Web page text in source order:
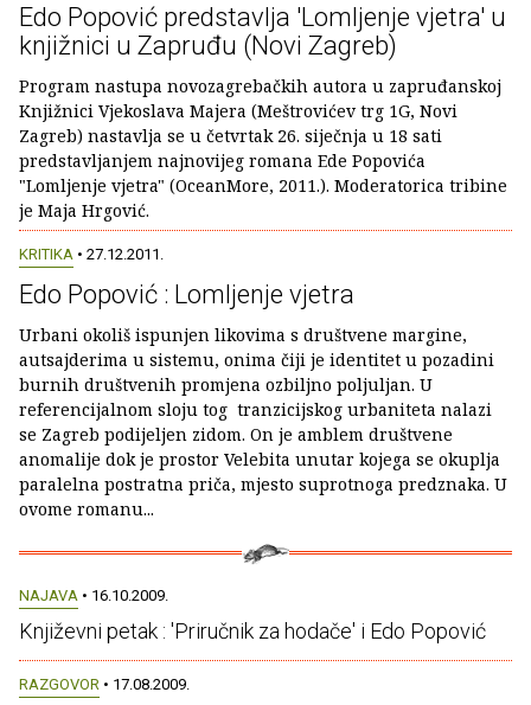
Edo Popović predstavlja 'Lomljenje vjetra' u
knjižnici u Zapruđu (Novi Zagreb)
Program nastupa novozagrebačkih autora u zapruđanskoj
Knjižnici Vjekoslava Majera (Meštrovićev trg 1G, Novi
Zagreb) nastavlja se u četvrtak 26. siječnja u 18 sati
predstavljanjem najnovijeg romana Ede Popovića
"Lomljenje vjetra" (OceanMore, 2011.). Moderatorica tribine
je Maja Hrgović.
KRITIKA • 27.12.2011.
Edo Popović : Lomljenje vjetra
Urbani okoliš ispunjen likovima s društvene margine,
autsajderima u sistemu, onima čiji je identitet u pozadini
burnih društvenih promjena ozbiljno poljuljan. U
referencijalnom sloju tog tranzicijskog urbaniteta nalazi
se Zagreb podijeljen zidom. On je amblem društvene
anomalije dok je prostor Velebita unutar kojega se okuplja
paralelna postratna priča, mjesto suprotnoga predznaka. U
ovome romanu...
NAJAVA • 16.10.2009.
Književni petak : 'Priručnik za hodače' i Edo Popović
RAZGOVOR • 17.08.2009.